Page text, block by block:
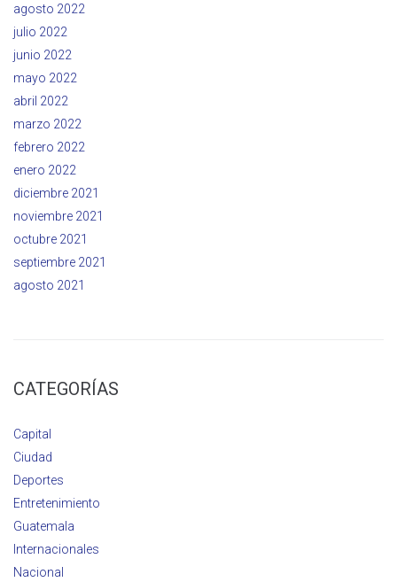
agosto 2022
julio 2022
junio 2022
mayo 2022
abril 2022
marzo 2022
febrero 2022
enero 2022
diciembre 2021
noviembre 2021
octubre 2021
septiembre 2021
agosto 2021
CATEGORÍAS
Capital
Ciudad
Deportes
Entretenimiento
Guatemala
Internacionales
Nacional